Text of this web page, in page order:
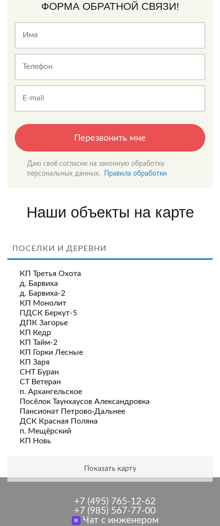
ФОРМА ОБРАТНОЙ СВЯЗИ!
Имя
Телефон
E-mail
Перезвонить мне
Даю своё согласие на законную обработку
персональных данных.
Правила обработки
Наши объекты на карте
ПОСЕЛКИ И ДЕРЕВНИ
КП Третья Охота
д. Барвиха
д. Барвиха-2
КП Монолит
ПДСК Беркут-5
ДПК Загорье
КП Кедр
КП Тайм-2
КП Горки Лесные
КП Заря
СНТ Буран
СТ Ветеран
п. Архангельское
Посёлок Таунхаусов Александровка
Пансионат Петрово-Дальнее
ДСК Красная Поляна
п. Мещëрский
КП Новь
Показать карту
+7 (495) 765-12-62
+7 (985) 567-77-00
M Чат с инженером